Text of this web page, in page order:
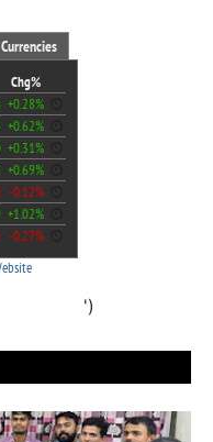
')